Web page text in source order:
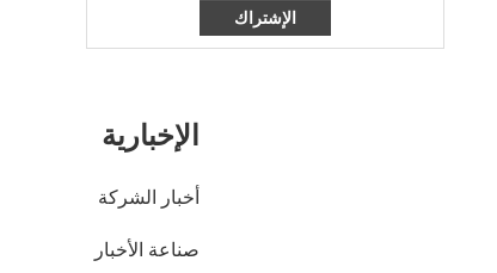
الإخبارية
أخبار الشركة
صناعة الأخبار